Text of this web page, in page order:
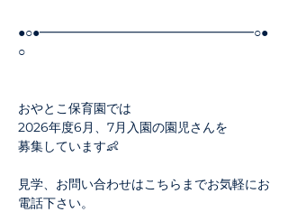
●○●━━━━━━━━━━━━━━━━━○●
○
おやとこ保育園では
2026年度6月、7月入園の園児さんを
募集しています👶
見学、お問い合わせはこちらまでお気軽にお
電話下さい。